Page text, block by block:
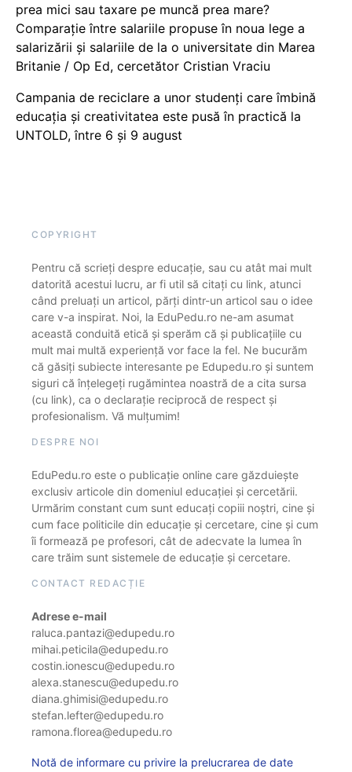
prea mici sau taxare pe muncă prea mare?
Comparație între salariile propuse în noua lege a
salarizării și salariile de la o universitate din Marea
Britanie / Op Ed, cercetător Cristian Vraciu
Campania de reciclare a unor studenți care îmbină
educația și creativitatea este pusă în practică la
UNTOLD, între 6 și 9 august
COPYRIGHT
Pentru că scrieți despre educație, sau cu atât mai mult
datorită acestui lucru, ar fi util să citați cu link, atunci
când preluați un articol, părți dintr-un articol sau o idee
care v-a inspirat. Noi, la EduPedu.ro ne-am asumat
această conduită etică și sperăm că și publicațiile cu
mult mai multă experiență vor face la fel. Ne bucurăm
că găsiți subiecte interesante pe Edupedu.ro și suntem
siguri că înțelegeți rugămintea noastră de a cita sursa
(cu link), ca o declarație reciprocă de respect și
profesionalism. Vă mulțumim!
DESPRE NOI
EduPedu.ro este o publicație online care găzduiește
exclusiv articole din domeniul educației și cercetării.
Urmărim constant cum sunt educați copiii noștri, cine și
cum face politicile din educație și cercetare, cine și cum
îi formează pe profesori, cât de adecvate la lumea în
care trăim sunt sistemele de educație și cercetare.
CONTACT REDACȚIE
Adrese e-mail
raluca.pantazi@edupedu.ro
mihai.peticila@edupedu.ro
costin.ionescu@edupedu.ro
alexa.stanescu@edupedu.ro
diana.ghimisi@edupedu.ro
stefan.lefter@edupedu.ro
ramona.florea@edupedu.ro
Notă de informare cu privire la prelucrarea de date